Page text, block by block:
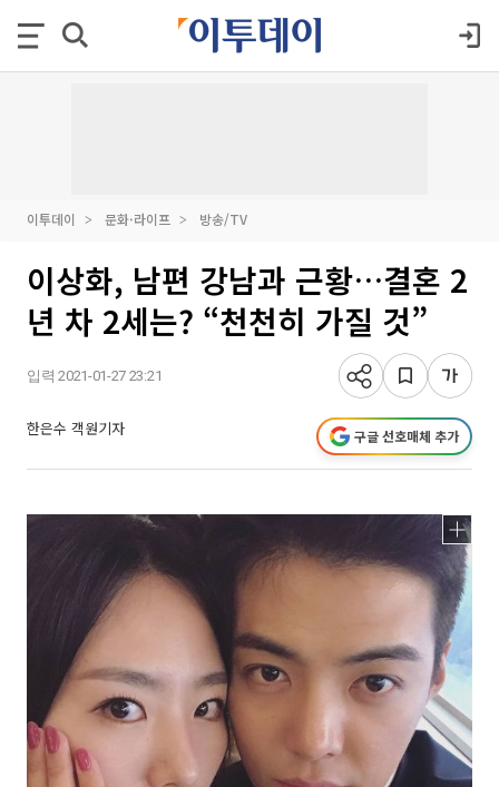
이투데이 문화·라이프 방송/TV
이상화, 남편 강남과 근황…결혼 2
년 차 2세는? “천천히 가질 것”
입력 2021-01-27 23:21
한은수 객원기자 구글 선호매체 추가